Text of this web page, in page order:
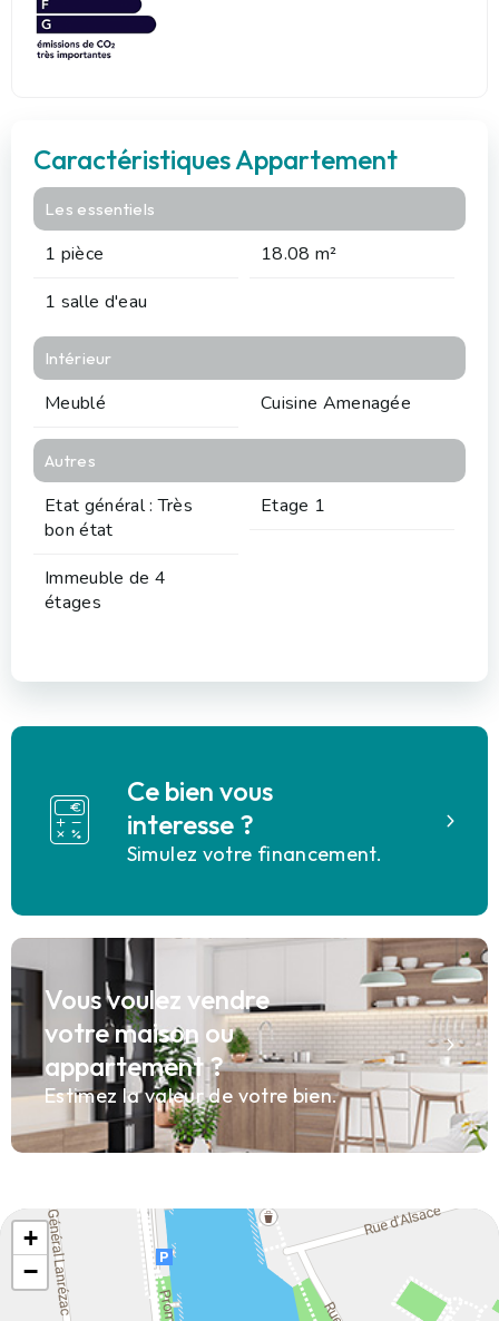
Caractéristiques Appartement
Les essentiels
1 pièce
18.08 m²
1 salle d'eau
Intérieur
Meublé Cuisine Amenagée
Autres
Etat général : Très
bon état
Etage 1
Immeuble de 4
étages
Ce bien vous
interesse ?
Simulez votre financement.
Vous voulez vendre
votre maison ou
appartement ?
Estimez la valeur de votre bien.
+
−